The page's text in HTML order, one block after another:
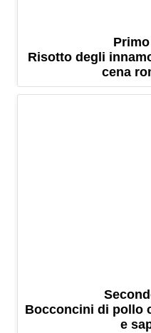
Risotto degli
cena
Bocconcini di pollo
e